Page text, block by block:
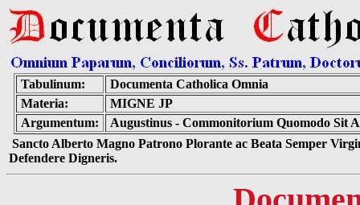
Tabulinum:
Documenta Catholica Omnia
Materia:
MIGNE JP
Argumentum:
Augustinus - Commonitorium Quomodo Sit
Sancto Alberto Magno Patrono Plorante ac Beata Semper
Defendere Digneris.